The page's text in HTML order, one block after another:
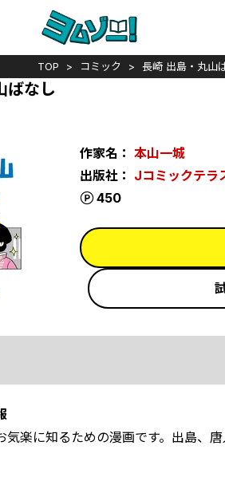
TOP コミック 長崎 出島・丸山
ばなし
作家名： 本山一城
出版社： Jコミックテラ
450
気楽に知るための漫画です。出島、